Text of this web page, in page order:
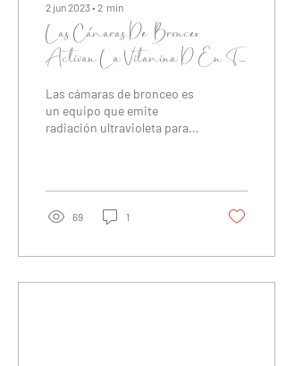
2 jun 2023∙ 2 min
Las Cámaras De Bronceo
Activan La Vitamina D En Tu
Piel
Las cámaras de bronceo es
un equipo que emite
radiación ultravioleta para
69 1